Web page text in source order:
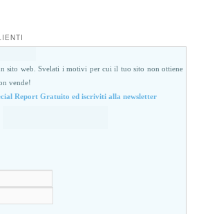
sito web. Svelati i motivi per cui il tuo sito non ottiene
vende!
Report Gratuito ed iscriviti alla newsletter